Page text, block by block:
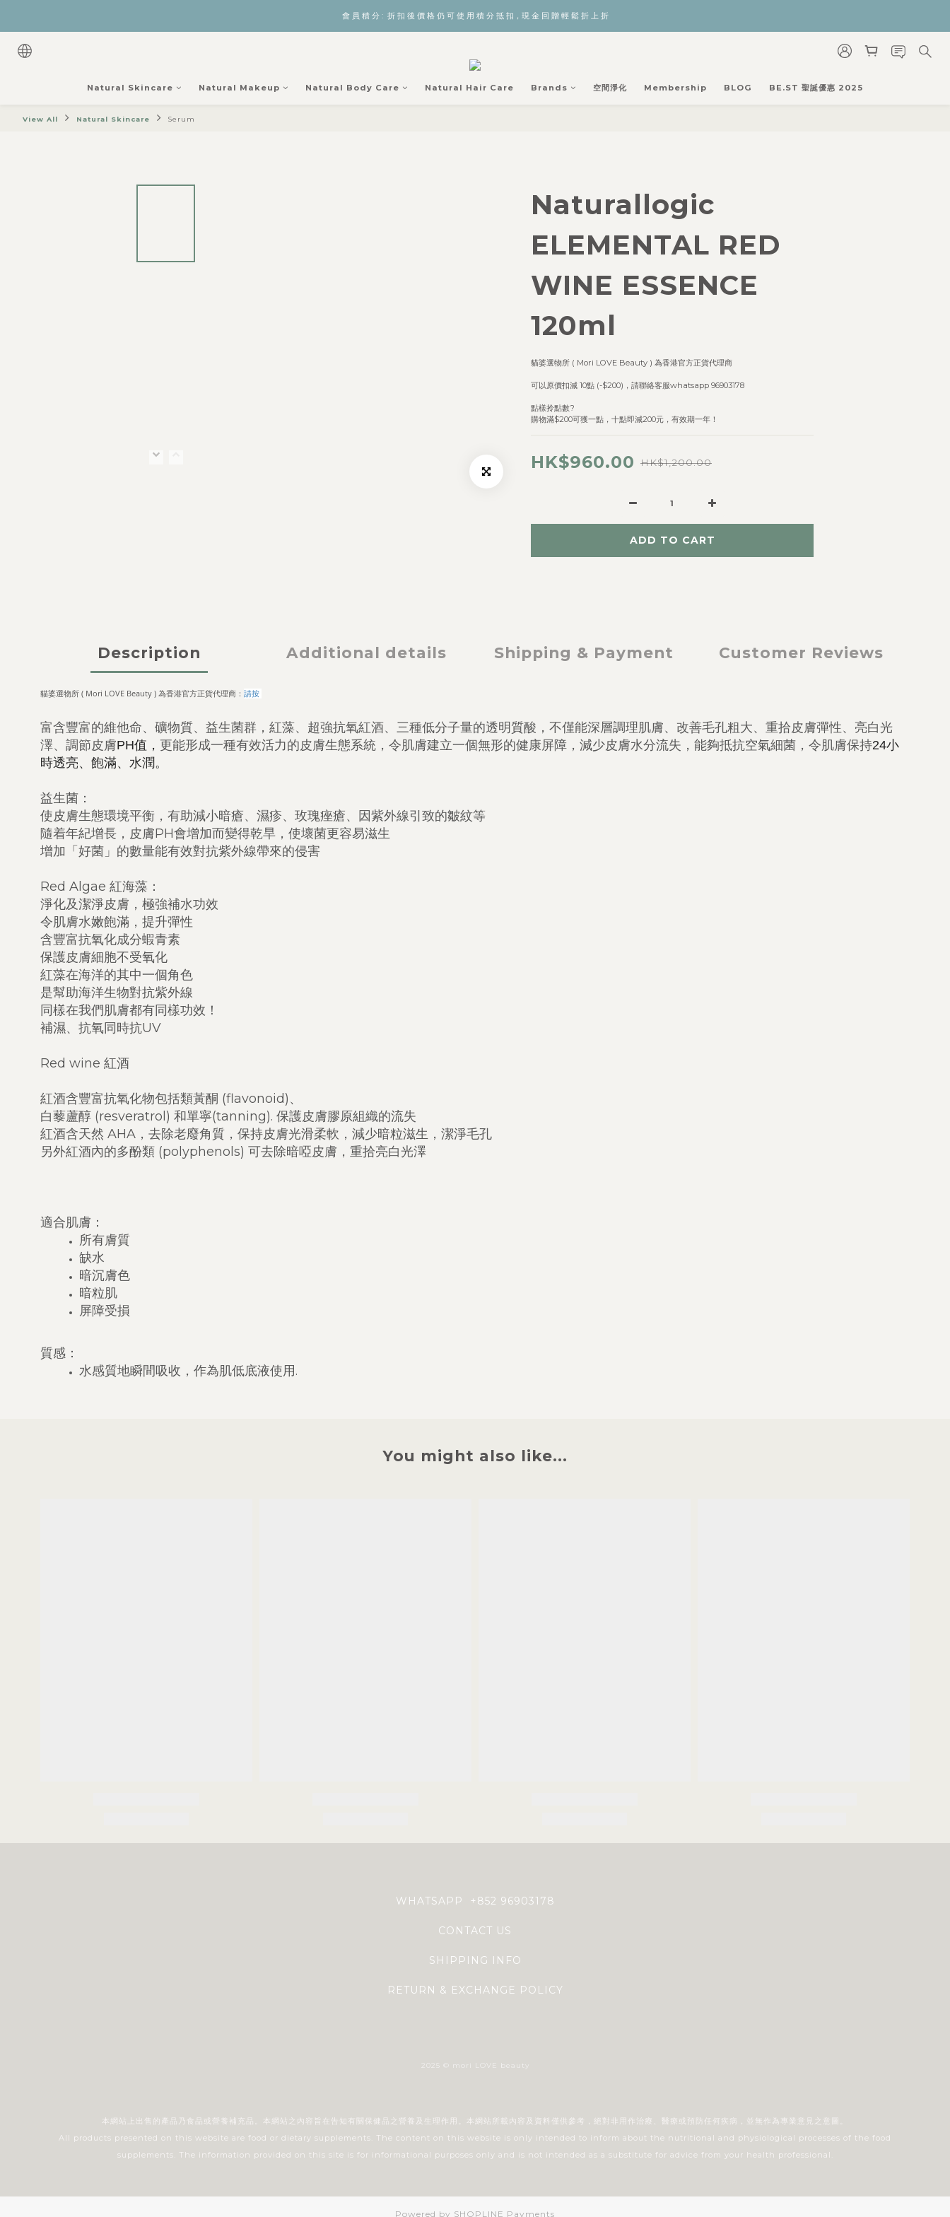
會 員 積 分 :  折 扣 後 價 格 仍 可 使 用 積 分 抵 扣，現 金 回 贈 輕 鬆 折 上 折
Natural Skincare Natural Makeup Natural Body Care Natural Hair Care Brands 空間淨化 Membership BLOG BE.ST 聖誕優惠 2025
View All Natural Skincare Serum
Naturallogic
ELEMENTAL RED
WINE ESSENCE
120ml
貓婆選物所 ( Mori LOVE Beauty ) 為香港官方正貨代理商
可以原價扣減 10點 (-$200)，請聯絡客服whatsapp 96903178
點樣拎點數?
購物滿$200可獲一點，十點即減200元，有效期一年！
HK$960.00 HK$1,200.00
ADD TO CART
Description Additional details Shipping & Payment Customer Reviews
貓婆選物所 ( Mori LOVE Beauty ) 為香港官方正貨代理商： 請按
富含豐富的維他命、礦物質、益生菌群，紅藻、超強抗氧紅酒、 三種低分子量的透明質酸，不僅能深層調理肌膚、改善毛孔粗大、 重拾皮膚彈性、亮白光
澤、調節皮膚PH值， 更能形成一種有效活力的皮膚生態系統， 令肌膚建立一個無形的健康屏障，減少皮膚水分流失， 能夠抵抗空氣細菌，令肌膚保持24小
時透亮、飽滿、水潤。
益生菌：
使皮膚生態環境平衡，有助減小暗瘡、濕疹、玫瑰痤瘡、
因紫外線引致的皺紋等
隨着年紀增長，皮膚PH會增加而變得乾旱，使壞菌更容易滋生
增加「好菌」的數量能有效對抗紫外線帶來的侵害
Red Algae 紅海藻：
淨化及潔淨皮膚，極強補水功效
令肌膚水嫩飽滿，提升彈性
含豐富抗氧化成分蝦青素
保護皮膚細胞不受氧化
紅藻在海洋的其中一個角色
是幫助海洋生物對抗紫外線
同樣在我們肌膚都有同樣功效！
補濕、抗氧同時抗UV
Red wine 紅酒
紅酒含豐富抗氧化物包括類黃酮 (flavonoid)、
白藜蘆醇 (resveratrol) 和單寧(tanning). 保護皮膚膠原組織的流失
紅酒含天然 AHA，去除老廢角質，保持皮膚光滑柔軟，減少暗粒滋生， 潔淨毛孔
另外紅酒內的多酚類 (polyphenols) 可去除暗啞皮膚，重拾亮白光澤
適合肌膚：
所有膚質
缺水
暗沉膚色
暗粒肌
屏障受損
質感：
水感質地瞬間吸收，作為肌低底液使用.
You might also like...
WHATSAPP +852 96903178
CONTACT US
SHIPPING INFO
RETURN & EXCHANGE POLICY
2025 © mori LOVE beauty
本網站上出售的產品乃食品或營養補充品。本網站之內容旨在告知有關保健品之營養及生理作用。本網站所載內容及資料僅供參考，絕對非用作治療、醫療或預防任何疾病，並無作為專業意見之意圖。
All products presented on this website are food or dietary supplements. The content on this website is only intended to inform about the nutritional and physiological processes of the food
supplements. The information provided on this site is for informational purposes only and is not intended as a substitute for advice from your health professional.
Powered by SHOPLINE Payments